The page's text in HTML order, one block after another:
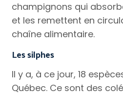
champignons qui
et les remettent en
chaîne alimentaire.
Les silphes
Il y a, à ce jour, 18
Québec. Ce sont des